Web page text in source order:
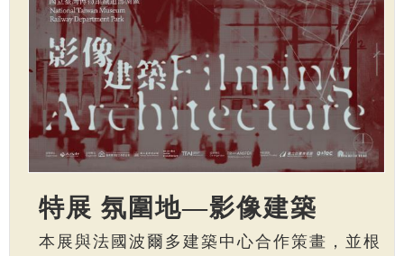
特展 氛圍地—影像建築
本展與法國波爾多建築中心合作策畫，並根